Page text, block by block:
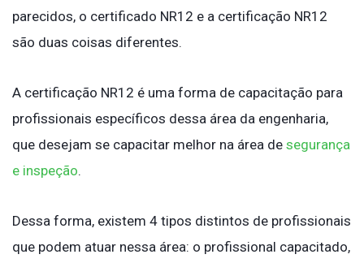
parecidos, o certificado NR12 e a certificação NR12
são duas coisas diferentes.
A certificação NR12 é uma forma de capacitação para
profissionais específicos dessa área da engenharia,
que desejam se capacitar melhor na área de segurança
e inspeção.
Dessa forma, existem 4 tipos distintos de profissionais
que podem atuar nessa área: o profissional capacitado,